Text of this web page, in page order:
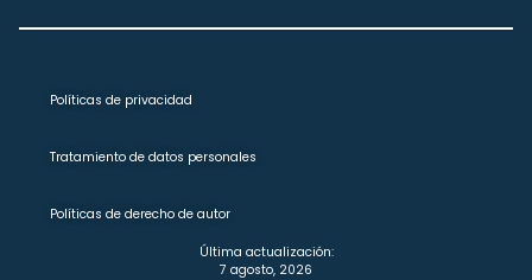
Políticas de privacidad
Tratamiento de datos personales
Políticas de derecho de autor
Última actualización:
7 agosto, 2026